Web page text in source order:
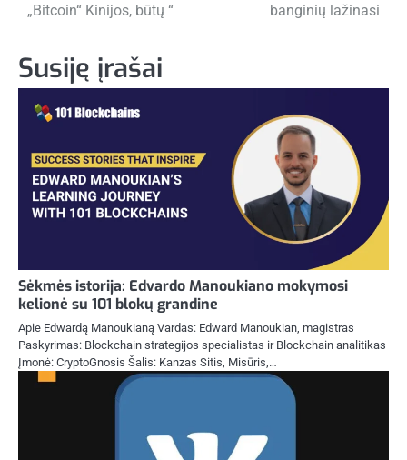
įrašų
„Bitcoin“ Kinijos, būtų “
banginių lažinasi
Susiję įrašai
Sėkmės istorija: Edvardo Manoukiano mokymosi
kelionė su 101 blokų grandine
Apie Edwardą Manoukianą Vardas: Edward Manoukian, magistras
Paskyrimas: Blockchain strategijos specialistas ir Blockchain analitikas
Įmonė: CryptoGnosis Šalis: Kanzas Sitis, Misūris,…